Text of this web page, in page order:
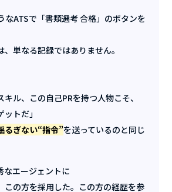
なATSで「書類選考 合格」のボタンを
単なる記録ではありません。
キル、この自己PRを持つ人物こそ、
トだ」
るぎない“指令”を送っているのと同じ
なエージェントに
この方を採用した。この方の経歴を参